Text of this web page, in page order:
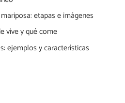
etapas e imágenes
vive y qué come
ejemplos y características